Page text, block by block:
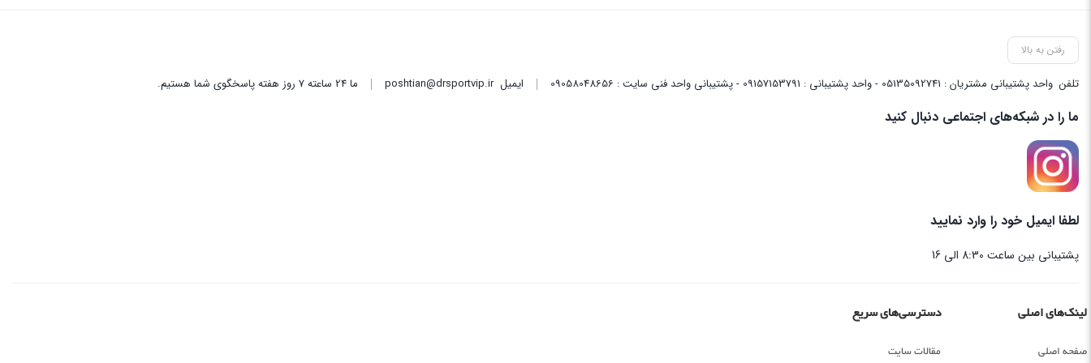
رفتن به بالا
تلفن واحد پشتیبانی مشتریان : 05135092741 - واحد پشتیبانی : 09157153791 - پشتیبانی واحد فنی سایت : 09058048656 ایمیلposhtian@drsportvip.ir ما 24 ساعته 7 روز هفته پاسخگوی شما هستیم.
ما را در شبکه‌های اجتماعی دنبال کنید
لطفا ایمیل خود را وارد نمایید
پشتیبانی بین ساعت 8:30 الی 16
لینک‌های اصلی
صفحه اصلی
دسترسی‌های سریع
مقالات سایت